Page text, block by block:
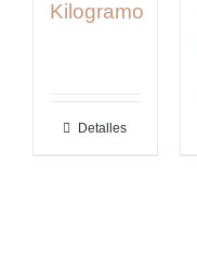
Kilogramo
Detalles